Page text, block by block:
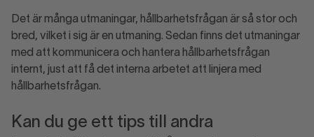
Det är många utmaningar, hållbarhetsfrågan är så stor och
bred, vilket i sig är en utmaning. Sedan finns det utmaningar
med att kommunicera och hantera hållbarhetsfrågan
internt, just att få det interna arbetet att linjera med
hållbarhetsfrågan.
Kan du ge ett tips till andra